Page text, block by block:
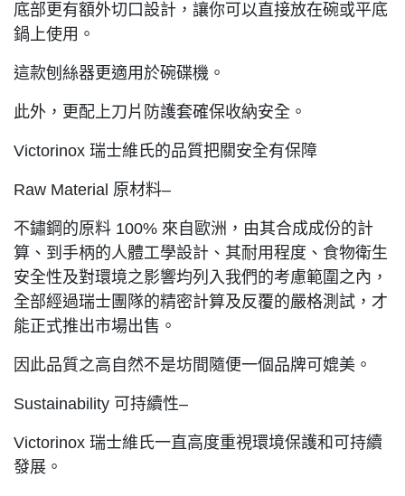
底部更有額外切口設計，讓你可以直接放在碗或平底
鍋上使用。
這款刨絲器更適用於碗碟機。
此外，更配上刀片防護套確保收納安全。
Victorinox 瑞士維氏的品質把關安全有保障
Raw Material 原材料–
不鏽鋼的原料 100% 來自歐洲，由其合成成份的計
算、到手柄的人體工學設計、其耐用程度、食物衛生
安全性及對環境之影響均列入我們的考慮範圍之內，
全部經過瑞士團隊的精密計算及反覆的嚴格測試，才
能正式推出市場出售。
因此品質之高自然不是坊間隨便一個品牌可媲美。
Sustainability 可持續性–
Victorinox 瑞士維氏一直高度重視環境保護和可持續
發展。